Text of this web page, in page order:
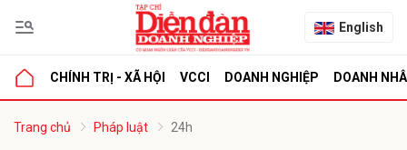
English
CHÍNH TRỊ - XÃ HỘI VCCI DOANH NGHIỆP DOANH
Trang chủ Pháp luật 24h
luận